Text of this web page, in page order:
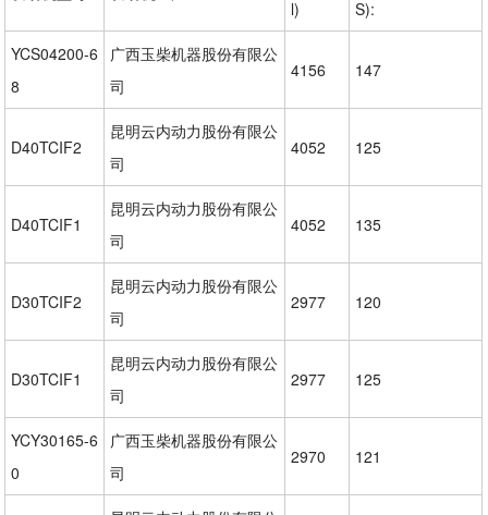
l)
S):
YCS04200-6
8
广西玉柴机器股份有限公
司
4156 147
D40TCIF2
昆明云内动力股份有限公
司
4052 125
D40TCIF1
昆明云内动力股份有限公
司
4052 135
D30TCIF2
昆明云内动力股份有限公
司
2977 120
D30TCIF1
昆明云内动力股份有限公
司
2977 125
YCY30165-6
0
广西玉柴机器股份有限公
司
2970 121